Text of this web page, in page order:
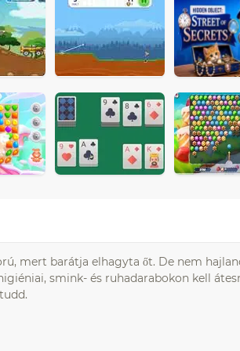
mert barátja elhagyta őt. De nem
smink- és ruhadarabokon kell